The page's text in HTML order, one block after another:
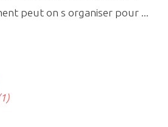
peut on s organiser pour ...